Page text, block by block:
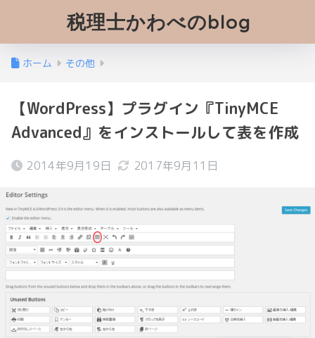
税理士かわべのblog
ホーム その他
【WordPress】プラグイン『TinyMCE
Advanced』をインストールして表を作成
2014年9月19日 2017年9月11日